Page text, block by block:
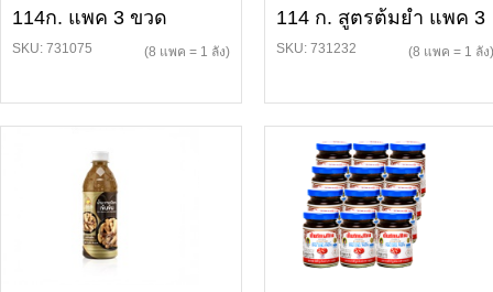
114ก. แพค 3 ขวด
SKU: 731075 (8 แพค = 1 ลัง)
114 ก. สูตรต้มยำ แพค 3
SKU: 731232 (8 แพค = 1 ลัง)